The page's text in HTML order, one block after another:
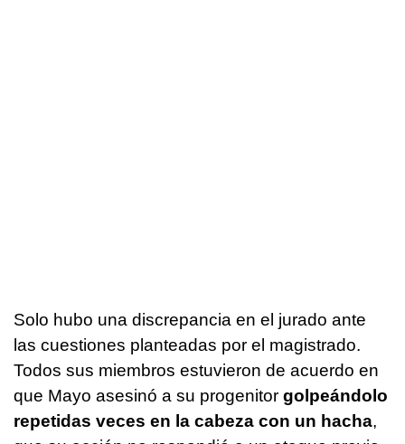
Solo hubo una discrepancia en el jurado ante
las cuestiones planteadas por el magistrado.
Todos sus miembros estuvieron de acuerdo en
que Mayo asesinó a su progenitor golpeándolo
repetidas veces en la cabeza con un hacha,